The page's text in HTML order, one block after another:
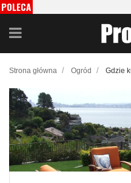
POLECA
Strona główna / Ogród / Gdzie